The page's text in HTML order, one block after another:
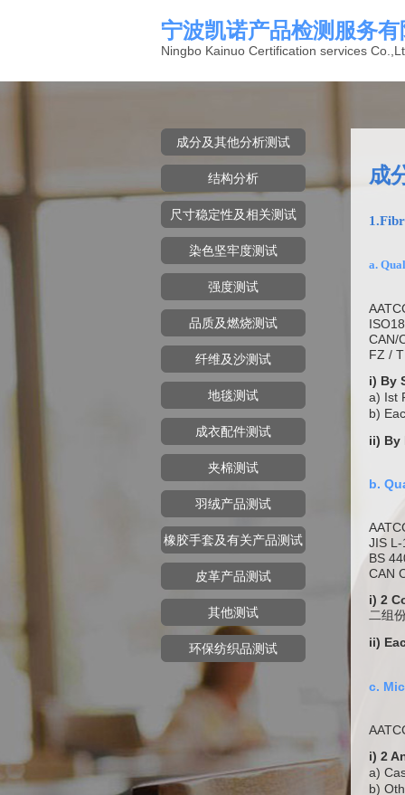
宁波凯诺产品检测服务
Ningbo Kainuo Certification services
成分及其他分析测试
结构分析
尺寸稳定性及相关测试
染色坚牢度测试
强度测试
品质及燃烧测试
纤维及沙测试
地毯测试
成衣配件测试
夹棉测试
羽绒产品测试
橡胶手套及有关产品测试
皮革产品测试
其他测试
环保纺织品测试
成
a.
CAN/
FZ /
i) By
a) Ist
b)
ii) By
b.
JIS
BS
CAN
i) 2
二组
ii)
c.
i) 2
a)
b)